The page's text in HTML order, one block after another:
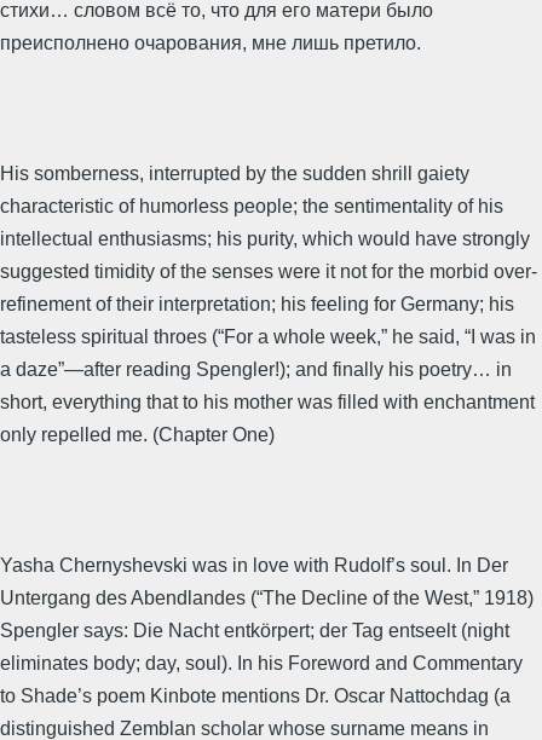
стихи… словом всё то, что для его матери было
преисполнено очарования, мне лишь претило.
His somberness, interrupted by the sudden shrill gaiety
characteristic of humorless people; the sentimentality of his
intellectual enthusiasms; his purity, which would have strongly
suggested timidity of the senses were it not for the morbid over-
refinement of their interpretation; his feeling for Germany; his
tasteless spiritual throes (“For a whole week,” he said, “I was in
a daze”—after reading Spengler!); and finally his poetry… in
short, everything that to his mother was filled with enchantment
only repelled me. (Chapter One)
Yasha Chernyshevski was in love with Rudolf’s soul. In Der
Untergang des Abendlandes (“The Decline of the West,” 1918)
Spengler says: Die Nacht entkörpert; der Tag entseelt (night
eliminates body; day, soul). In his Foreword and Commentary
to Shade’s poem Kinbote mentions Dr. Oscar Nattochdag (a
distinguished Zemblan scholar whose surname means in